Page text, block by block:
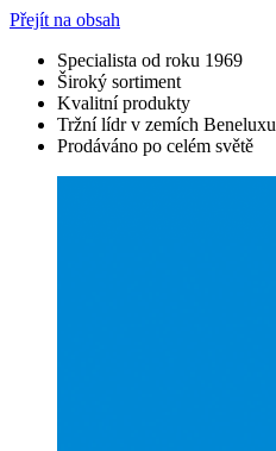
Přejít na obsah
Specialista od roku 1969
Široký sortiment
Kvalitní produkty
Tržní lídr v zemích Beneluxu
Prodáváno po celém světě